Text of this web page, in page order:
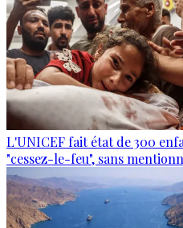
L'UNICEF fait état de 300
"cessez-le-feu", sans